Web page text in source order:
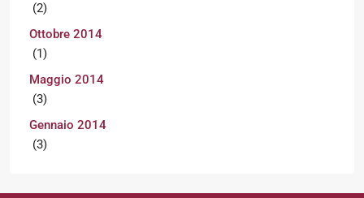
(2)
Ottobre 2014
(1)
Maggio 2014
(3)
Gennaio 2014
(3)